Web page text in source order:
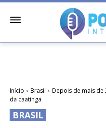
Início Brasil
Depois de mais de
da caatinga
BRASIL